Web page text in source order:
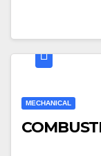
MECHANICAL